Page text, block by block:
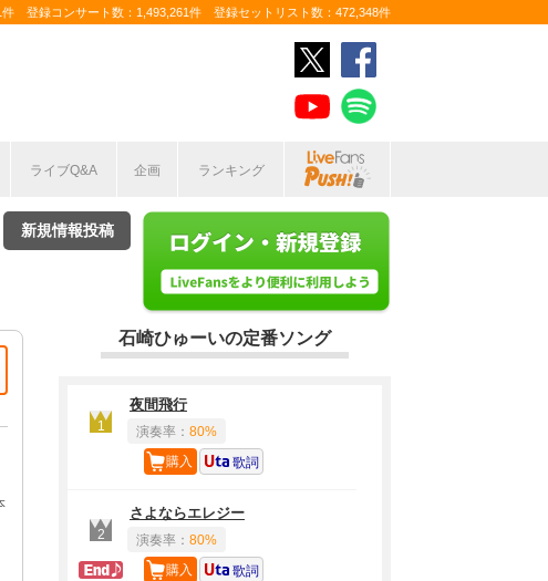
件 登録コンサート数：1,493,261件 登録セットリスト数：472,348件
ライブQ&A 企画 ランキング
新規情報投稿
石崎ひゅーいの定番ソング
1
夜間飛行
演奏率： 80%
購入 歌詞
2
さよならエレジー
演奏率： 80%
ラスト定番
購入 歌詞